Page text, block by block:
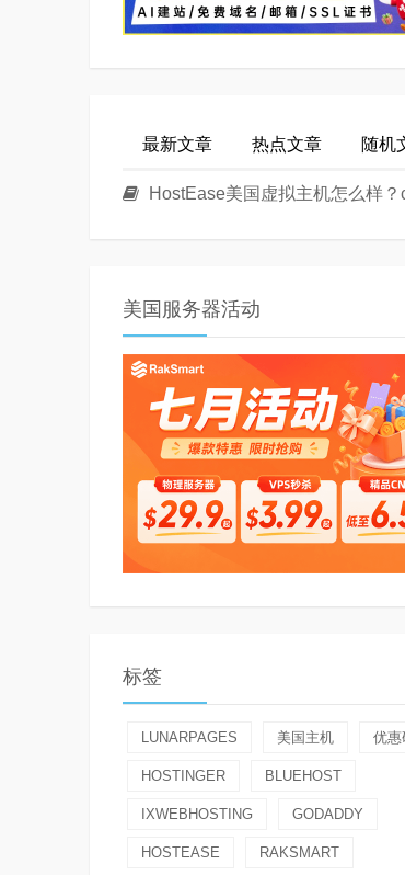
最新文章 热点文章 随机
HostEase美国虚拟主机怎么样？cPanel面板美国Linux主机
美国服务器活动
标签
LUNARPAGES 美国主机 优惠
HOSTINGER BLUEHOST
IXWEBHOSTING GODADDY
HOSTEASE RAKSMART